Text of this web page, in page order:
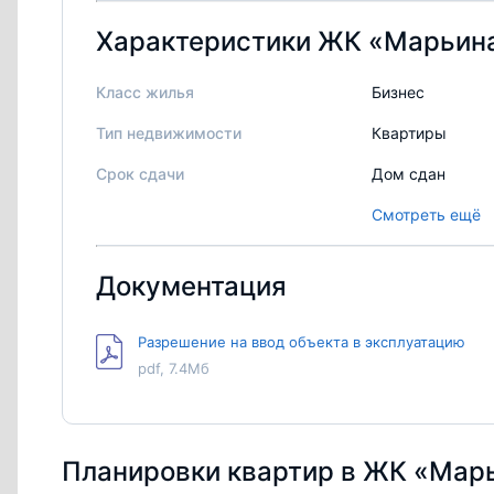
Характеристики ЖК
Класс жилья Бизнес
Тип недвижимости Квартиры
Срок сдачи Дом сдан
Строительство
Стоимость машиноместа
Территория Огорожена
Благоустройство территории
Есть
Смотреть ещё
Документация
Разрешение на ввод объекта в эксплуатацию
pdf, 7.4Мб
Планировки квартир в ЖК